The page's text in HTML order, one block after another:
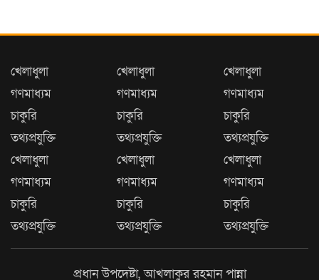
খেলাধুলা
গণমাধ্যম
চাকুরি
তথ্যপ্রযুক্তি
খেলাধুলা
গণমাধ্যম
চাকুরি
তথ্যপ্রযুক্তি
খেলাধুলা
গণমাধ্যম
চাকুরি
তথ্যপ্রযুক্তি
খেলাধুলা
গণমাধ্যম
চাকুরি
তথ্যপ্রযুক্তি
খেলাধুলা
গণমাধ্যম
চাকুরি
তথ্যপ্রযুক্তি
খেলাধুলা
গণমাধ্যম
চাকুরি
তথ্যপ্রযুক্তি
প্রধান উপদেষ্টা, আখলাকুর রহমান পান্না